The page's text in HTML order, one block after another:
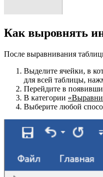
Как выровнять
После выравнивания
Выделите ячейки, в
для всей таблицы,
Перейдите в
В категории
Выберите любой